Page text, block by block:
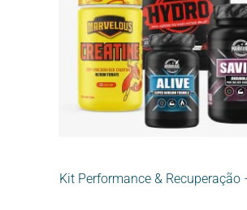
Kit Performance & Recuperação